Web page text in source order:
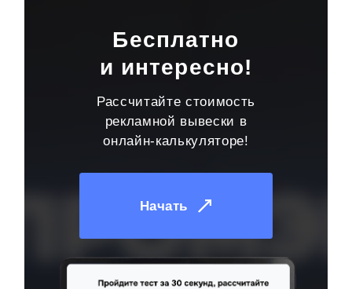
Бесплатно
и интересно!
Рассчитайте стоимость
рекламной вывески в
онлайн-калькуляторе!
Начать